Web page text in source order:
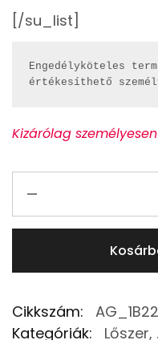
[/su_list]
Engedélyköteles
értékesíthető
Kizárólag
Cikkszám:
Kategóriák:
Lőszer,